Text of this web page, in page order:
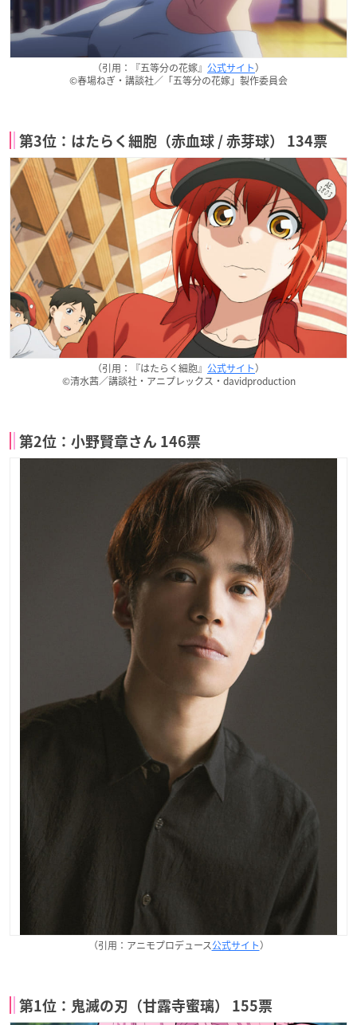
（引用：『五等分の花嫁』 公式サイト）
©春場ねぎ・講談社／「五等分の花嫁」製作委員会
第3位：はたらく細胞（赤血球 / 赤芽球） 134票
（引用：『はたらく細胞』 公式サイト）
©清水茜／講談社・アニプレックス・davidproduction
第2位：小野賢章さん 146票
（引用：アニモプロデュース公式サイト）
第1位：鬼滅の刃（甘露寺蜜璃） 155票